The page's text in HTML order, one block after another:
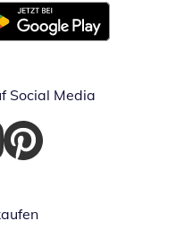
in neuem Fenster
Social Media
Fenster
in neuem Fenster
Öffnet in neuem Fenster